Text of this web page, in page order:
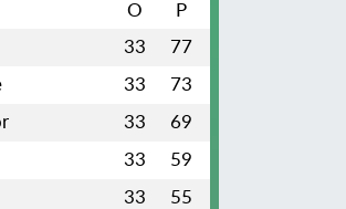
O P
33 77
33 73
33 69
33 59
33 55